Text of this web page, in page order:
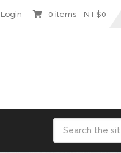
Login 0 items - NT$0